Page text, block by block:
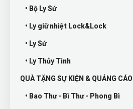
• Bộ Ly Sứ
• Ly giữ nhiệt Lock&Lock
• Ly Sứ
• Ly Thủy Tinh
QUÀ TẶNG SỰ KIỆN & QUẢNG CÁO
• Bao Thư - Bì Thư - Phong Bì